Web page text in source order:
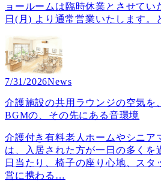
ョールームは臨時休業とさせてい
日(月) より通常営業いたします。
7/31/2026News
介護施設の共用ラウンジの空気
BGMの、その先にある音環境
介護付き有料老人ホームやシニア
は、入居された方が一日の多くを
日当たり、椅子の座り心地、スタ
営に携わる …